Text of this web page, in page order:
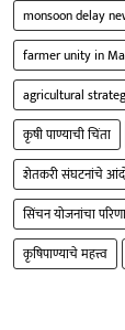
monsoon delay
farmer unity in
agricultural
कृषी पाण्याची चिंता
शेतकरी संघटनांचे
सिंचन योजनांचा
कृषिपाण्याचे महत्त्व